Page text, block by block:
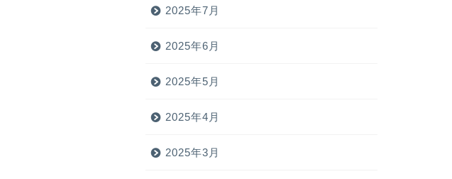
2025年7月
2025年6月
2025年5月
2025年4月
2025年3月